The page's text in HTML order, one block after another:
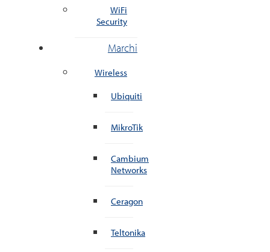
WiFi
Security
Marchi
Wireless
Ubiquiti
MikroTik
Cambium
Networks
Ceragon
Teltonika